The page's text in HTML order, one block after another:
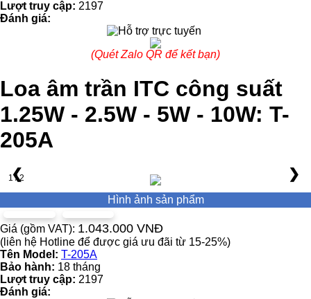
Lượt truy cập: 2197
Đánh giá:
(Quét Zalo QR để kết bạn)
Loa âm trần ITC công suất
1.25W - 2.5W - 5W - 10W: T-
205A
1 / 2
❮ ❯
Hình ảnh sản phẩm
Giá (gồm VAT): 1.043.000 VNĐ
(liên hệ Hotline để được giá ưu đãi từ 15-25%)
Tên Model: T-205A
Bảo hành: 18 tháng
Lượt truy cập: 2197
Đánh giá: